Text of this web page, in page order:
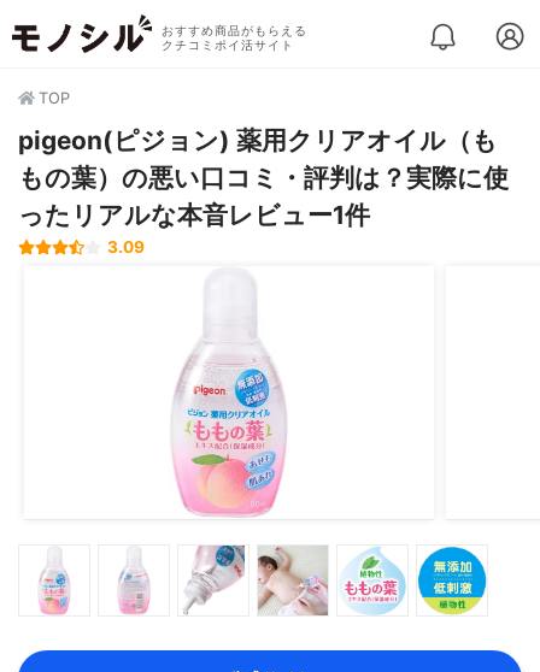
おすすめ商品がもらえる
クチコミポイ活サイト
TOP
pigeon(ピジョン) 薬用クリアオイル（も
もの葉）の悪い口コミ・評判は？実際に使
ったリアルな本音レビュー1件
3.09